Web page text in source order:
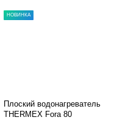
НОВИНКА
Плоский водонагреватель
THERMEX Fora 80